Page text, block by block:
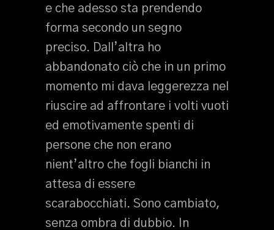
e che adesso sta prendendo
forma secondo un segno
preciso. Dall’altra ho
abbandonato ciò che in un primo
momento mi dava leggerezza nel
riuscire ad affrontare i volti vuoti
ed emotivamente spenti di
persone che non erano
nient’altro che fogli bianchi in
attesa di essere
scarabocchiati. Sono cambiato,
senza ombra di dubbio. In